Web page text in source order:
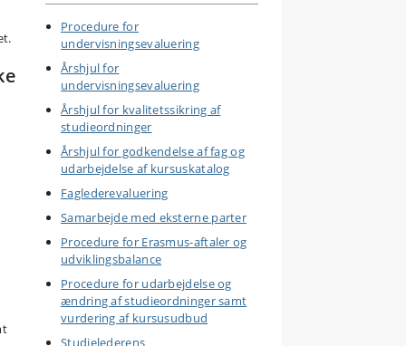
Procedure for
undervisningsevaluering
Årshjul for
undervisningsevaluering
Årshjul for kvalitetssikring af
studieordninger
Årshjul for godkendelse af fag og
udarbejdelse af kursuskatalog
Faglederevaluering
Samarbejde med eksterne parter
Procedure for Erasmus-aftaler og
udviklingsbalance
Procedure for udarbejdelse og
ændring af studieordninger samt
vurdering af kursusudbud
Studielederens